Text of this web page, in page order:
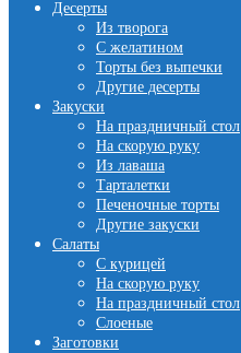
Десерты
Из творога
С желатином
Торты без выпечки
Другие десерты
Закуски
На праздничный стол
На скорую руку
Из лаваша
Тарталетки
Печеночные торты
Другие закуски
Салаты
С курицей
На скорую руку
На праздничный стол
Слоеные
Заготовки